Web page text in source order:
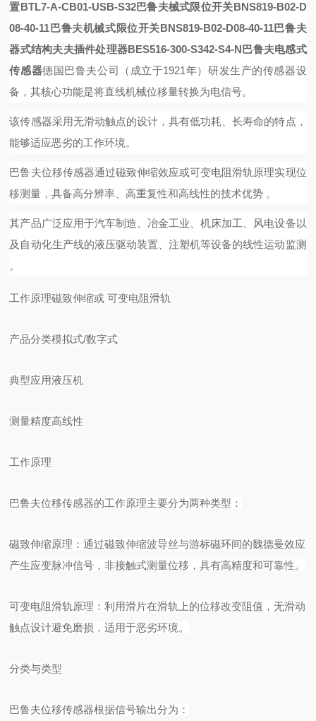
置BTL7-A-CB01-USB-S32巴鲁夫械式限位开关BNS819-B02-D
08-40-11巴鲁夫机械式限位开关BNS819-B02-D08-40-11巴鲁夫
器式结构夫夫插件处理器BES516-300-S342-S4-N巴鲁夫电感式
传感器德国巴鲁夫公司（成立于1921年）研发生产的传感器设
备，其核心功能是将直线机械位移量转换为电信号。
该传感器采用无滑动触点的设计，具有低功耗、长寿命的特点，
能够适应恶劣的工作环境。
巴鲁夫位移传感器通过磁致伸缩效应或可变电阻滑轨原理实现位
移测量，具备高分辨率、高重复性和高线性的技术优势 。
其产品广泛应用于汽车制造、冶金工业、机床加工、风电设备以
及自动化生产线的液压驱动装置、注塑机等设备的线性运动监测
。
工作原理磁致伸缩或 可变电阻滑轨
产品分类模拟式/数字式
典型应用液压机
测量精度高线性
工作原理
巴鲁夫位移传感器的工作原理主要分为两种类型：
磁致伸缩原理：通过磁致伸缩波导丝与游标磁环间的魏德曼效应
产生应变脉冲信号，非接触式测量位移，具有高精度和可靠性。
可变电阻滑轨原理：利用滑片在滑轨上的位移改变阻值，无滑动
触点设计避免磨损，适用于恶劣环境。
分类与类型
巴鲁夫位移传感器根据信号输出分为：